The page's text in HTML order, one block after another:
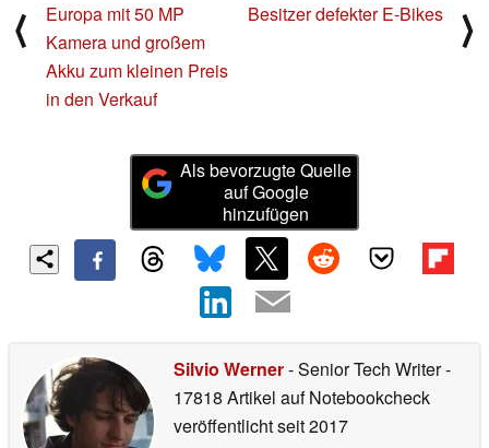
⟨
Europa mit 50 MP
Kamera und großem
Akku zum kleinen Preis
in den Verkauf
Besitzer defekter E-Bikes
⟩
Als bevorzugte Quelle
auf Google
hinzufügen
Silvio Werner- Senior Tech Writer-
17818 Artikel auf Notebookcheck
veröffentlichtseit 2017